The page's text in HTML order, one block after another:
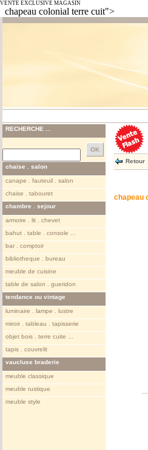
VENTE EXCLUSIVE MAGASIN
chapeau colonial terre cuit">
RECHERCHE ...
chaise . salon
canape . fauteuil . salon
chaise . tabouret
chambre . sejour
armoire . lit . chevet
bahut . table . console ...
bar . comptoir
bibliotheque . bureau
meuble de cuisine
table de salon . gueridon
tendance ou vintage
luminaire . lampe . lustre
miroir . tableau . tapisserie
objet bois . terre cuite ...
tapis . couvrelit
vaucluse braderie
meuble classique
meuble rustique
meuble style
Retour
chapeau